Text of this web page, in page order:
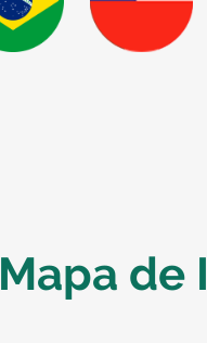
Mapa de